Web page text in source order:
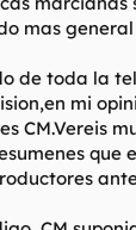
mas
de toda la
mi
CM.Vereis